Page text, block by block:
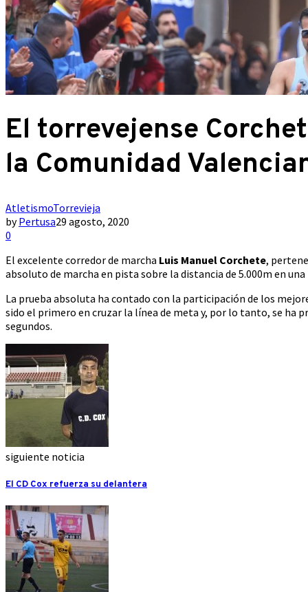
El torrevejense
la Comunidad
AtletismoTorrevieja
byPertusa29 agosto, 2020
0
El excelente corredor de marcha Luis Manuel Corchete,
absoluto de marcha en pista sobre la distancia de 5.000m en
La prueba absoluta ha contado con la participación de los
sido el primero en cruzar la línea de meta y, por lo tanto, se ha
segundos.
siguiente noticia
El CD Cox refuerza su delantera